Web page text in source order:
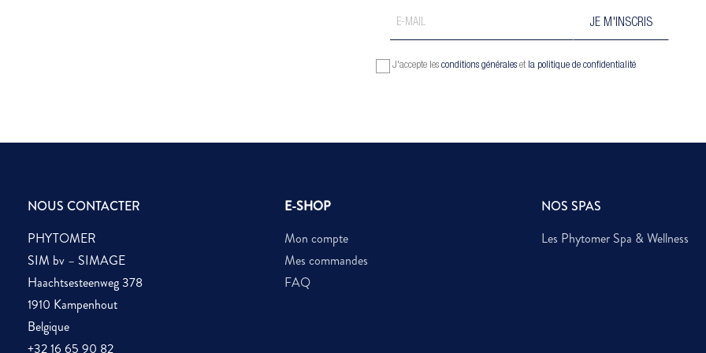
J'accepte lesconditions générales et la politique de confidentialité
NOUS CONTACTER
PHYTOMER
SIM bv – SIMAGE
Haachtsesteenweg 378
1910 Kampenhout
Belgique
+32 16 65 90 82
E-SHOP
Mon compte
Mes commandes
FAQ
NOS SPAS
Les Phytomer Spa & Wellness